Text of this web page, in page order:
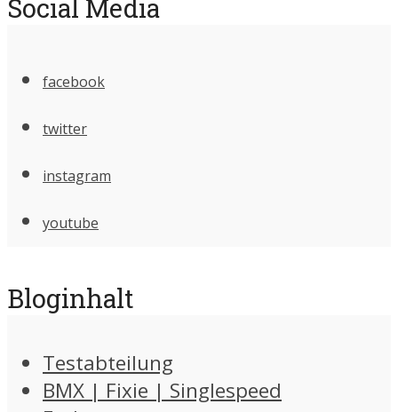
Social Media
facebook
twitter
instagram
youtube
Bloginhalt
Testabteilung
BMX | Fixie | Singlespeed